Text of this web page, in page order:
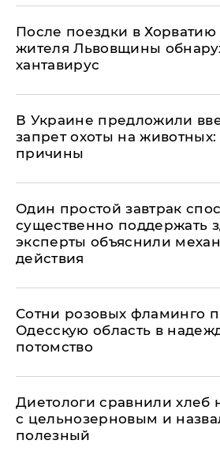
После поездки в
жителя Львовщины
хантавирус
В Украине предложили
запрет охоты на
причины
Один простой завтрак
существенно поддержать
эксперты объяснили
действия
Сотни розовых фламинго
Одесскую область в
потомство
Диетологи сравнили хлеб
с цельнозерновым и
полезный